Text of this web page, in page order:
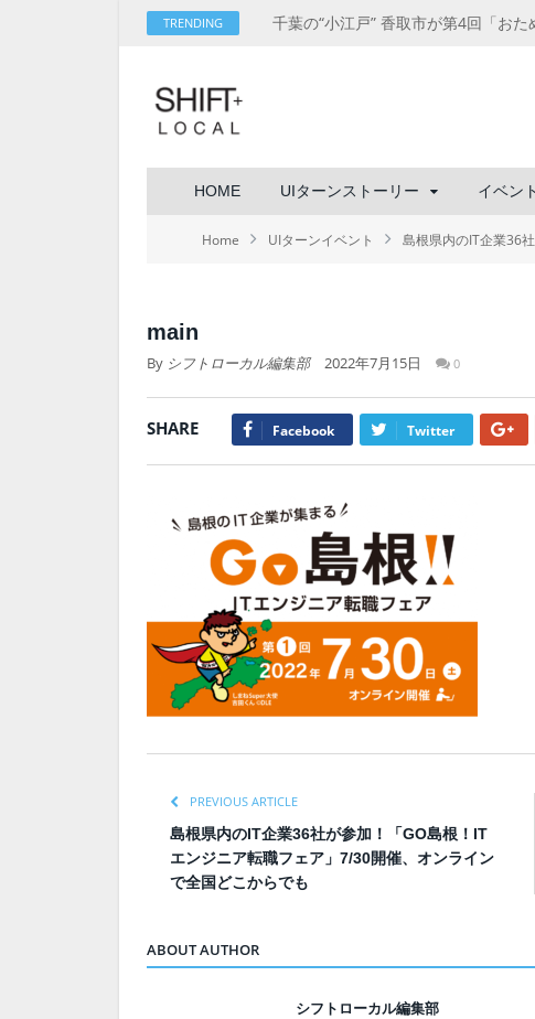
TRENDING
HOME UIターンストーリー イベント
Home UIターンイベント 島根県内のIT企業36
main
By シフトローカル編集部 2022年7月15日 0
SHARE Facebook Twitter
PREVIOUS ARTICLE
島根県内のIT企業36社が参加！「GO島根！IT
エンジニア転職フェア」7/30開催、オンライン
で全国どこからでも
ABOUT AUTHOR
シフトローカル編集部